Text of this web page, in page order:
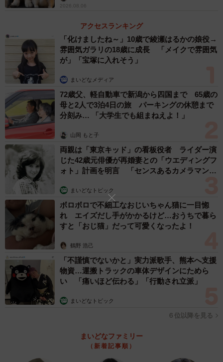
神楽ちゃんを持ち上げていたママの腕に限界がーー（画像提供：コーギ
ーの神楽さん）
華やかで美しい撮影セットと、少しずつ沈んでいく神楽ち
ゃんの姿に、5.1万件の“いいね”が寄せられ、リプライには
「かわええ」「3枚目の顔w」「黒子も大変！」「沈んでっ
たワン」「いい表情すぎる」「アイルビーバック感が
（笑）」「フレームアウトしていくのシュールすぎる」と
いった多くの声が集まりました。
ネモフィラと神楽ちゃん、初の撮影がスタート
2026.08.06
アクセスランキング
「化けましたね～」10歳で綾瀬はるかの娘役→
雰囲気ガラリの18歳に成長 「メイクで雰囲気
が」「宝塚に入れそう」
まいどなメディア
72歳父、軽自動車で新潟から四国まで 65歳の
母と2人で3泊4日の旅 パーキングの休憩まで
分刻み… 「大学生でも組まねえよ！」
山岡 もと子
両親は「東京キッド」の看板役者 ライダー演
じた42歳元俳優が再婚妻との「ウエディングフ
ォト」計画を明言 「センスあるカメラマン求
まいどなトピック
ボロボロで不細工なおじいちゃん猫に一目惚
れ エイズだし手がかかるけど…おうちで暮ら
すと「おじ猫」だって可愛くなったよ！
鶴野 浩己
「不謹慎でないかと」実力派歌手、熊本へ支援
物資…運搬トラックの車体デザインにためら
い 「痛いほど伝わる」「行動され立派」
まいどなトピック
６位以降を見る
まいどなファミリー
（新着記事順）